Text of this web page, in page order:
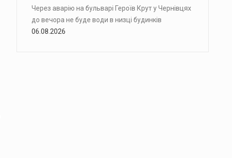
Через аварію на бульварі Героїв Крут у Чернівцях
до вечора не буде води в низці будинків
06.08.2026